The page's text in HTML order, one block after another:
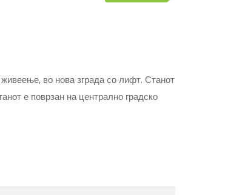
во нова зграда со лифт. Станот
е поврзан на централно градско